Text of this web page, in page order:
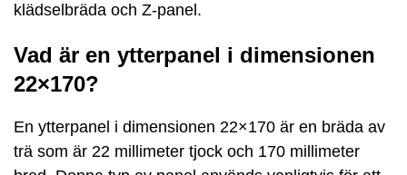
klädselbräda och Z-panel.
Vad är en ytterpanel i dimensionen
22×170?
En ytterpanel i dimensionen 22×170 är en bräda av
trä som är 22 millimeter tjock och 170 millimeter